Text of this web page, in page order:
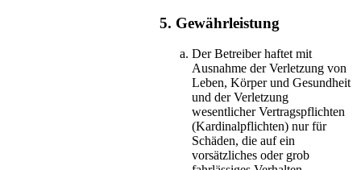
5. Gewährleistung
Der Betreiber haftet mit
Ausnahme der Verletzung von
Leben, Körper und Gesundheit
und der Verletzung
wesentlicher Vertragspflichten
(Kardinalpflichten) nur für
Schäden, die auf ein
vorsätzliches oder grob